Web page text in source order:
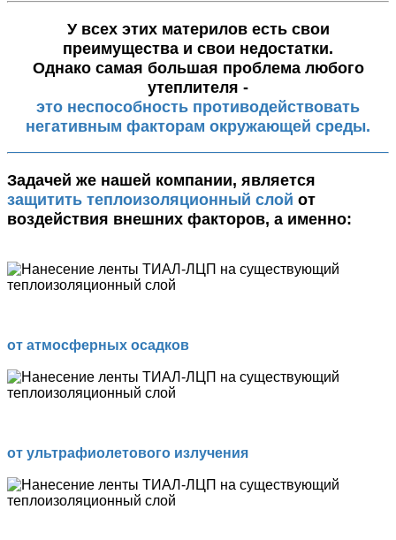
У всех этих материлов есть свои
преимущества и свои недостатки.
Однако самая большая проблема любого
утеплителя -
это неспособность противодействовать
негативным факторам окружающей среды.
Задачей же нашей компании, является
защитить теплоизоляционный слой от
воздействия внешних факторов, а именно:
от атмосферных осадков
от ультрафиолетового излучения